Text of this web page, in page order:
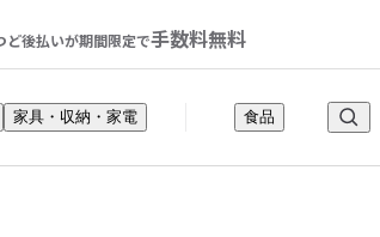
ど後払いが期間限定で手数料無料
家具・収納・家電 食品